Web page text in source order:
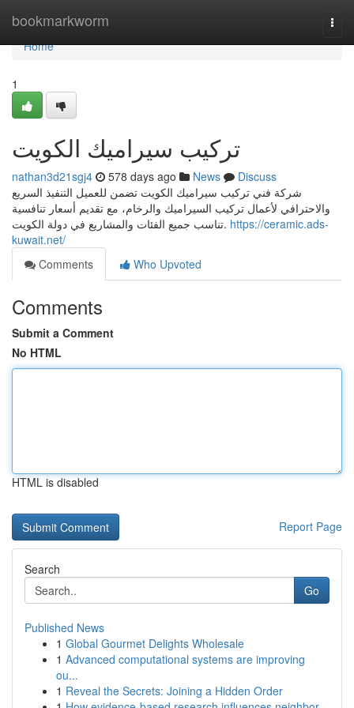
bookmarkworm
Home
Home
1
تركيب سيراميك الكويت
nathan3d21sgj4 578 days ago News
Discuss
شركة فني تركيب سيراميك الكويت تضمن للعميل التنفيذ السريع
والاحترافي لأعمال تركيب السيراميك والرخام، مع تقديم أسعار تنافسية
تناسب جميع الفئات والمشاريع في دولة الكويت. https://ceramic.ads-
kuwait.net/
Comments
Who Upvoted
Comments
Submit a Comment
No HTML
HTML is disabled
Report Page
Search
Go
Published News
1 Global Gourmet Delights Wholesale
1 Advanced computational systems are improving
ou...
1 Reveal the Secrets: Joining a Hidden Order